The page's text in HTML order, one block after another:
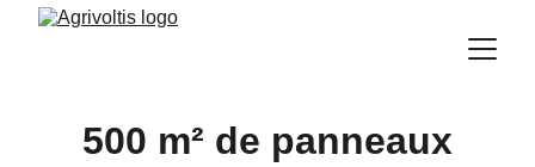
500 m² de panneaux